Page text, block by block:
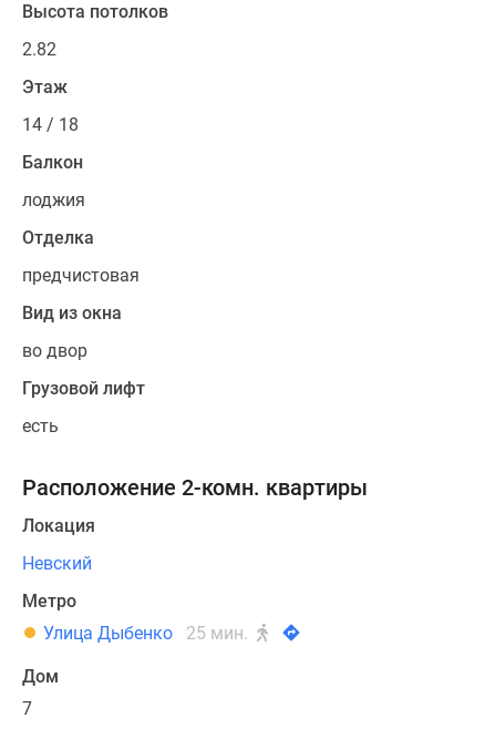
Высота потолков
2.82
Этаж
14 / 18
Балкон
лоджия
Отделка
предчистовая
Вид из окна
во двор
Грузовой лифт
есть
Расположение 2-комн. квартиры
Локация
Невский
Метро
Улица Дыбенко
25 мин.
Дом
7